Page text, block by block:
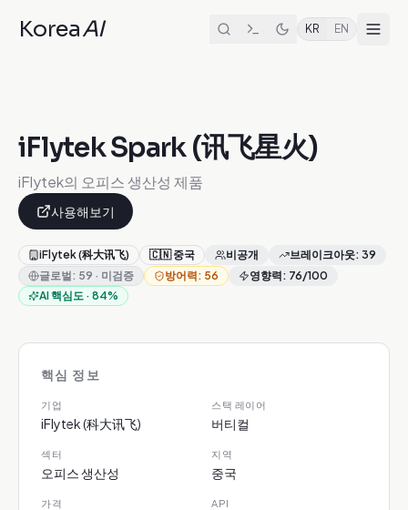
KoreaAI KR EN
iFlytek Spark (讯飞星火)
iFlytek의 오피스 생산성 제품
사용해보기
iFlytek (科大讯飞) 🇨🇳 중국 비공개 브레이크아웃: 39
글로벌: 59 · 미검증 방어력: 56 영향력: 76/100
AI 핵심도 · 84%
핵심 정보
기업
iFlytek (科大讯飞)
스택 레이어
버티컬
섹터
오피스 생산성
지역
중국
가격 API